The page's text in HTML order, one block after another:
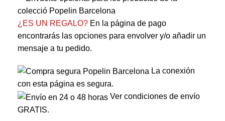
¿ES UN REGALO? En la página de pago
encontrarás las opciones para envolver y/o añadir un
mensaje a tu pedido.
La conexión
con esta página es segura.
Ver condiciones de envío
GRATIS.